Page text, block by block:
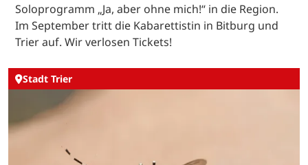
Soloprogramm „Ja, aber ohne mich!“ in die Region.
Im September tritt die Kabarettistin in Bitburg und
Trier auf. Wir verlosen Tickets!
Stadt Trier